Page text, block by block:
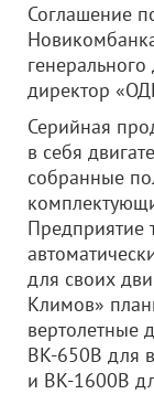
Соглашение
директор
Серийная
в себя
собранные
Предприятие
для своих
Климов»
вертолетные
ВК-650В для
и ВК-1600В